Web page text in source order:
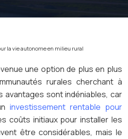
la vie autonome en milieu rural
une option de plus en plus
rurales cherchant à
avantages sont indéniables, car
investissement rentable pour
coûts initiaux pour installer les
être considérables, mais le